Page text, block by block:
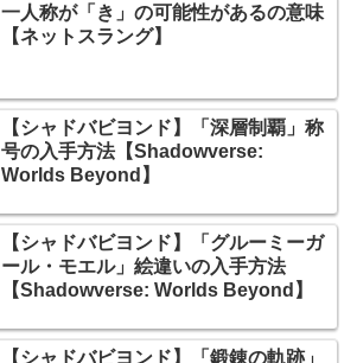
一人称が「き」の可能性があるの意味
【ネットスラング】
【シャドバビヨンド】「深層制覇」称
号の入手方法【Shadowverse:
Worlds Beyond】
【シャドバビヨンド】「グルーミーガ
ール・モエル」絵違いの入手方法
【Shadowverse: Worlds Beyond】
【シャドバビヨンド】「鍛錬の軌跡」